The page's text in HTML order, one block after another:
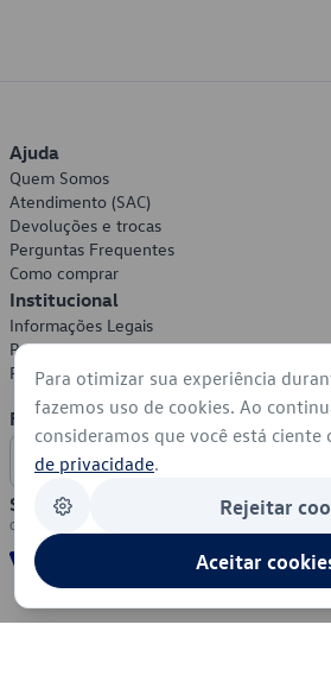
Ajuda
Quem Somos
Atendimento (SAC)
Devoluções e trocas
Perguntas Frequentes
Como comprar
Institucional
Informações Legais
Política de Privacidade
Política de Cookies
Formas de Pagamento
Segurança
Para otimizar sua experiência
fazemos uso de cookies. Ao
consideramos que você está ciente
de privacidade.
Rejeitar
Aceitar